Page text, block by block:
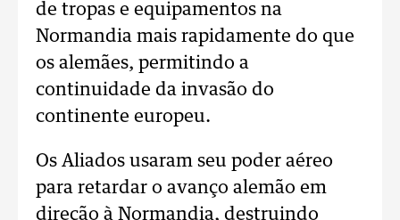
de tropas e equipamentos na
Normandia mais rapidamente do que
os alemães, permitindo a
continuidade da invasão do
continente europeu.
Os Aliados usaram seu poder aéreo
para retardar o avanço alemão em
direção à Normandia, destruindo